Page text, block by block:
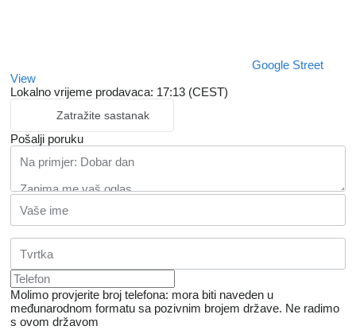
Google Street
View
Lokalno vrijeme prodavaca: 17:13 (CEST)
Zatražite sastanak
Pošalji poruku
Molimo provjerite broj telefona: mora biti naveden u
međunarodnom formatu sa pozivnim brojem države. Ne radimo
s ovom državom